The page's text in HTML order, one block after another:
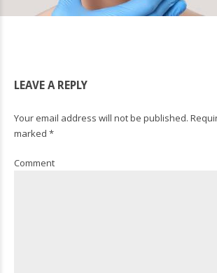
LEAVE A REPLY
Your email address will not be published.
marked *
Comment